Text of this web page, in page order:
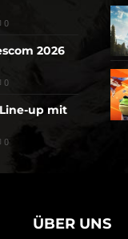
0
2026
0
up mit
0
ÜBER UNS